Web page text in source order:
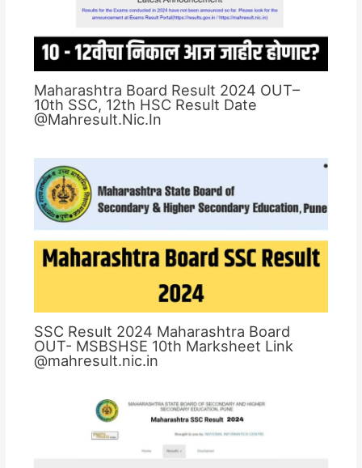
Maharashtra Board Result 2024 OUT–
10th SSC, 12th HSC Result Date
@Mahresult.Nic.In
SSC Result 2024 Maharashtra Board
OUT- MSBSHSE 10th Marksheet Link
@mahresult.nic.in